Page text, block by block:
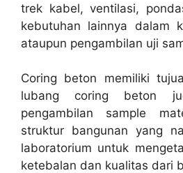
trek kabel, ventilasi,
kebutuhan lainnya dalam
ataupun pengambilan uji
Coring beton memiliki
lubang coring beton
pengambilan sample
struktur bangunan yang
laboratorium untuk
ketebalan dan kualitas dari